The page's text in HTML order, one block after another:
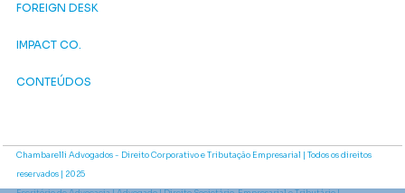
FOREIGN DESK
IMPACT CO.
CONTEÚDOS
Chambarelli Advogados - Direito Corporativo e Tributação Empresarial | Todos os direitos
reservados | 2025